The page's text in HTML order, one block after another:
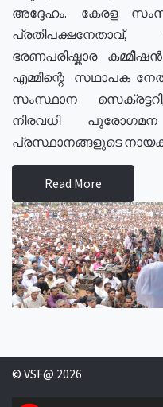
അദ്ദേഹം. കേരള
പ്രതിപക്ഷനേതാവ്,
ഭരണപരിഷ്കാര
എമ്മിന്റെ സഥാപക
സംസ്ഥാന സെക്രട്ടറി,
നിരവധി
പ്രസ്ഥാനങ്ങളുടെ
Read More
© VSF@ 2026